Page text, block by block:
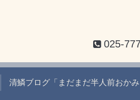
025-
清鱗ブログ「まだまだ半人前おかみ